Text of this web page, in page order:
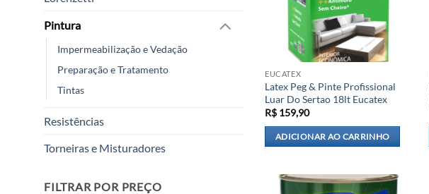
Pintura
Impermeabilização e Vedação
Preparação e Tratamento
Tintas
Resistências
Torneiras e Misturadores
FILTRAR POR PREÇO
EUCATEX
Latex Peg & Pinte Profissional
Luar Do Sertao 18lt Eucatex
R$ 159,90
ADICIONAR AO CARRINHO